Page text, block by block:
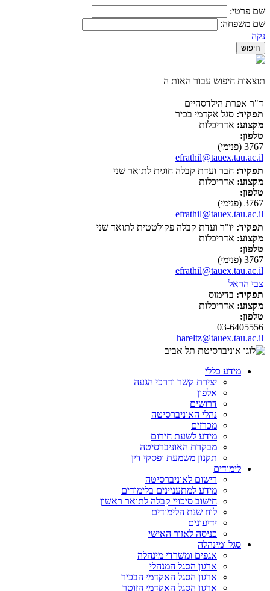
שם פרטי:
שם משפחה:
נקה
תוצאות חיפוש עבור האות ה
ד"ר אפרת הילדסהיים
תפקיד: סגל אקדמי בכיר
מקצוע: אדריכלות
טלפון:
3767 (פנימי)
efrathil@tauex.tau.ac.il
תפקיד: חבר ועדת קבלה חוגית לתואר שני
מקצוע: אדריכלות
טלפון:
3767 (פנימי)
efrathil@tauex.tau.ac.il
תפקיד: יו"ר ועדת קבלה פקולטטית לתואר שני
מקצוע: אדריכלות
טלפון:
3767 (פנימי)
efrathil@tauex.tau.ac.il
צבי הראל
תפקיד: בדימוס
מקצוע: אדריכלות
טלפון:
03-6405556
hareltz@tauex.tau.ac.il
מידע כללי
יצירת קשר ודרכי הגעה
אלפון
דרושים
נהלי האוניברסיטה
מכרזים
מידע לשעת חירום
מבקרת האוניברסיטה
תקנון משמעת ופסקי דין
לימודים
רישום לאוניברסיטה
מידע למתעניינים בלימודים
חישוב סיכויי קבלה לתואר ראשון
לוח שנת הלימודים
ידיעונים
כניסה לאזור האישי
סגל ומינהלה
אגפים ומשרדי מינהלה
ארגון הסגל המנהלי
ארגון הסגל האקדמי הבכיר
ארגון הסגל האקדמי הזוטר